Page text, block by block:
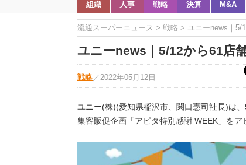
組織 人事 戦略 決算 M&A
流通スーパーニュース > 戦略 > ユニーnews｜5/
ユニーnews｜5/12から61店
戦略 ／ 2022年05月12日
ユニー(株)(愛知県稲沢市、関口憲司社長)は
集客販促企画「アピタ特別感謝 WEEK」をア